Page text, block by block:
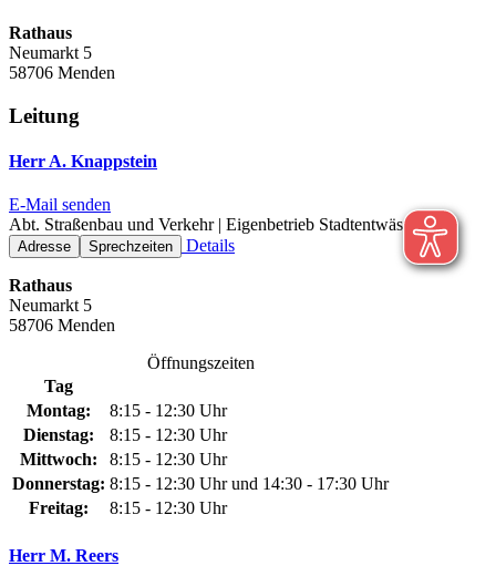
Rathaus
Neumarkt 5
58706 Menden
Leitung
Herr A. Knappstein
E-Mail senden
Abt. Straßenbau und Verkehr | Eigenbetrieb Stadtentwässerung
Adresse Sprechzeiten Details
Rathaus
Neumarkt 5
58706 Menden
Öffnungszeiten
Tag
Montag:
8:15 - 12:30 Uhr
Dienstag:
8:15 - 12:30 Uhr
Mittwoch:
8:15 - 12:30 Uhr
Donnerstag: 8:15 - 12:30 Uhr und 14:30 - 17:30 Uhr
Freitag:
8:15 - 12:30 Uhr
Herr M. Reers